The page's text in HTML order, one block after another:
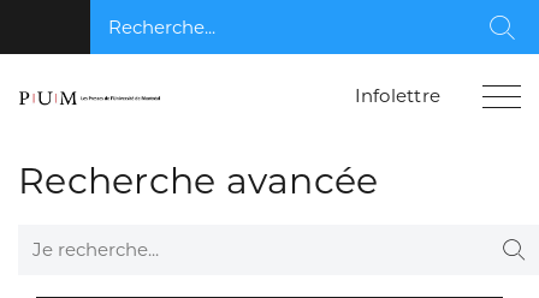
Recherche...
Infolettre
Recherche avancée
Je recherche...